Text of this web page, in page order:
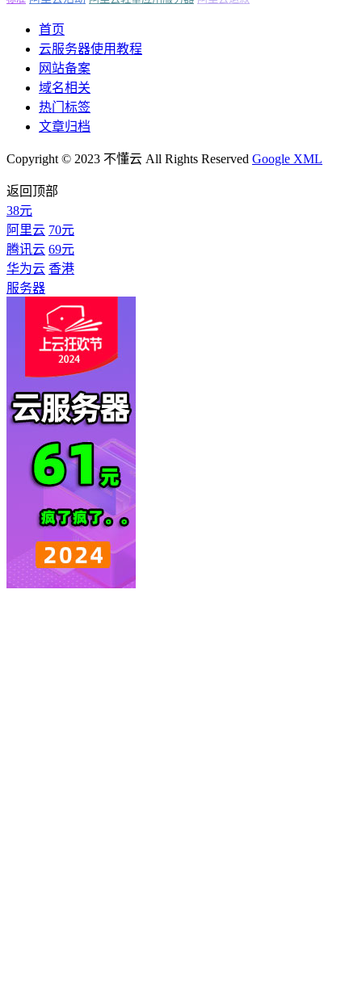
首页
云服务器使用教程
网站备案
域名相关
热门标签
文章归档
Copyright © 2023 不懂云 All Rights Reserved Google XML
返回顶部
38元
阿里云 70元
腾讯云 69元
华为云 香港
服务器